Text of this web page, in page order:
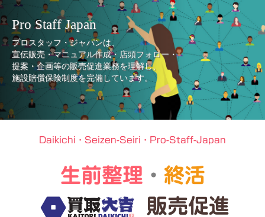
Pro Staff Japan
プロスタッフ・ジャパンは、
宣伝販売・マニュアル作成・店頭フォロー・
提案・企画等の販売促進業務を理解し、
施設賠償保険制度を完備しています。
Daikichi・Seizen-Seiri・Pro-Staff-Japan
生前整理 ・ 終活
販売促進